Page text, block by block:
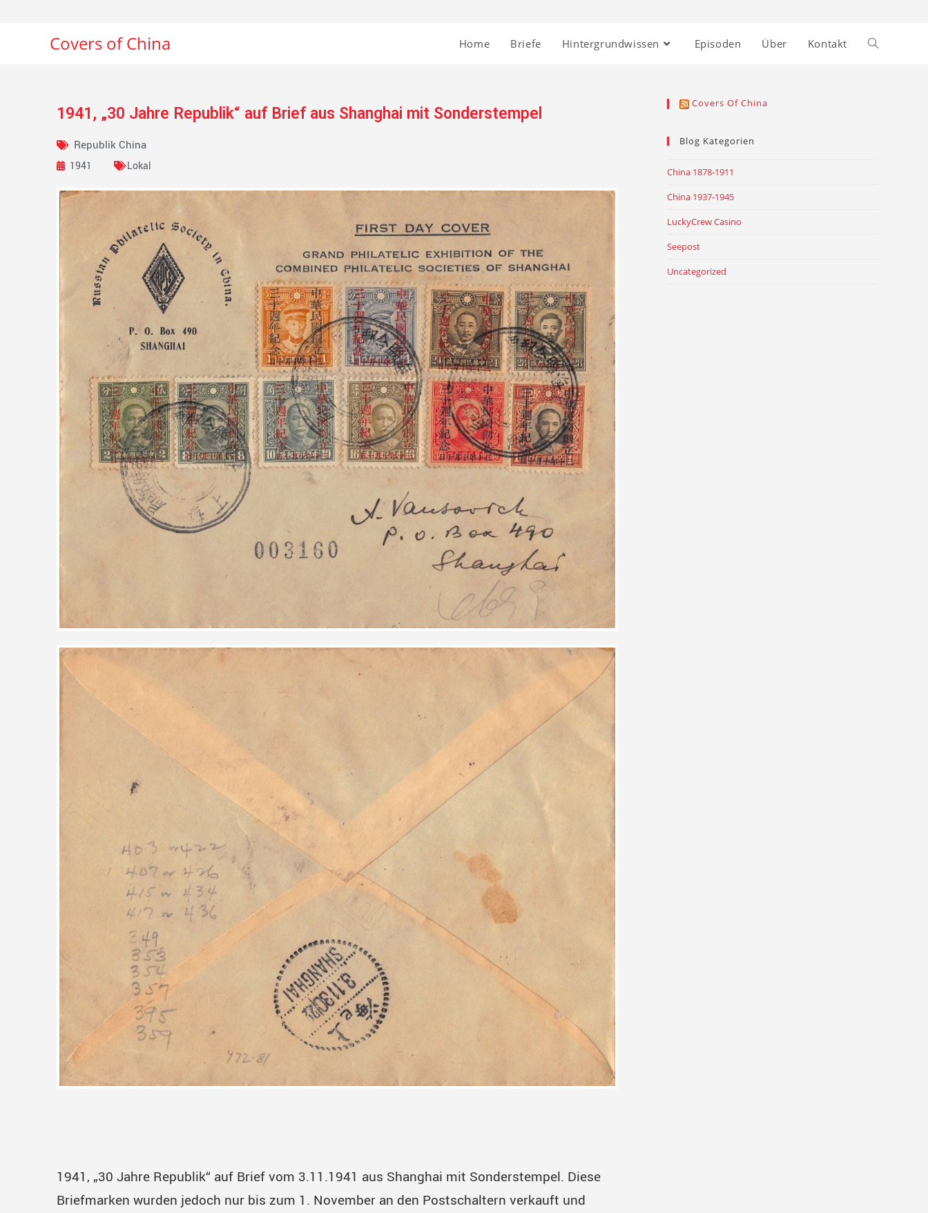
Covers of China Home Briefe Hintergrundwissen Episoden Über Kontakt
1941, „30 Jahre Republik“ auf Brief aus Shanghai mit Sonderstempel
Republik China
1941 Lokal
1941, „30 Jahre Republik“ auf Brief vom 3.11.1941 aus Shanghai mit Sonderstempel. Diese
Briefmarken wurden jedoch nur bis zum 1. November an den Postschaltern verkauft und
Covers Of China
Blog Kategorien
China 1878-1911
China 1937-1945
LuckyCrew Casino
Seepost
Uncategorized